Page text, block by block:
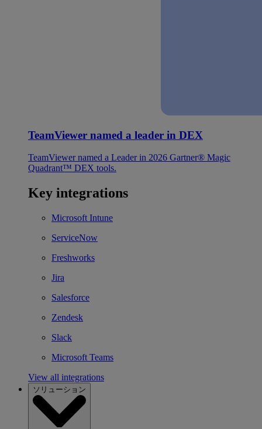
TeamViewer named a leader in DEX
TeamViewer named a Leader in 2026 Gartner® Magic
Quadrant™ DEX tools.
Key integrations
Microsoft Intune
ServiceNow
Freshworks
Jira
Salesforce
Zendesk
Slack
Microsoft Teams
View all integrations
ソリューション